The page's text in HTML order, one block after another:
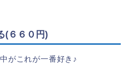
(６６０円)
がこれが一番好き♪